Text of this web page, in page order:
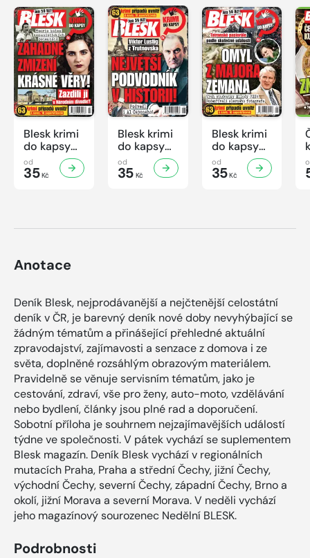
Blesk krimi
do kapsy
č.7/2026
od
35Kč
Blesk krimi
do kapsy
č.6/2026
od
35Kč
Blesk krimi
do kapsy
č.5/2026
od
35Kč
Anotace
Deník Blesk, nejprodávanější a nejčtenější celostátní
deník v ČR, je barevný deník nové doby nevyhýbající se
žádným tématům a přinášející přehledné aktuální
zpravodajství, zajímavosti a senzace z domova i ze
světa, doplněné rozsáhlým obrazovým materiálem.
Pravidelně se věnuje servisním tématům, jako je
cestování, zdraví, vše pro ženy, auto-moto, vzdělávání
nebo bydlení, články jsou plné rad a doporučení.
Sobotní příloha je souhrnem nejzajímavějších událostí
týdne ve společnosti. V pátek vychází se suplementem
Blesk magazín. Deník Blesk vychází v regionálních
mutacích Praha, Praha a střední Čechy, jižní Čechy,
východní Čechy, severní Čechy, západní Čechy, Brno a
okolí, jižní Morava a severní Morava. V neděli vychází
jeho magazínový sourozenec Nedělní BLESK.
Podrobnosti